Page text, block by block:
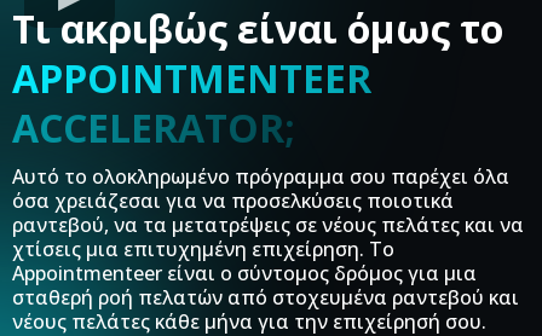
Τι ακριβώς είναι όμως το
APPOINTMENTEER
ACCELERATOR;
Αυτό το ολοκληρωμένο πρόγραμμα σου παρέχει όλα
όσα χρειάζεσαι για να προσελκύσεις ποιοτικά
ραντεβού, να τα μετατρέψεις σε νέους πελάτες και να
χτίσεις μια επιτυχημένη επιχείρηση. Το
Appointmenteer είναι ο σύντομος δρόμος για μια
σταθερή ροή πελατών από στοχευμένα ραντεβού και
νέους πελάτες κάθε μήνα για την επιχείρησή σου.